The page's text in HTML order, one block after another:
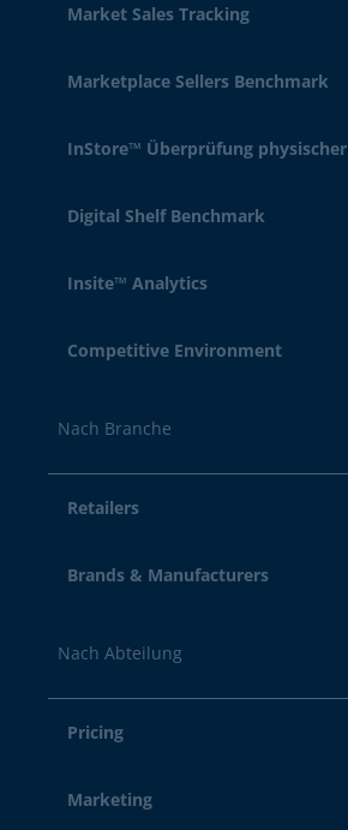
Market Sales Tracking
Marketplace Sellers Benchmark
InStore™ Überprüfung physischer
Digital Shelf Benchmark
Insite™ Analytics
Competitive Environment
Nach Branche
Retailers
Brands & Manufacturers
Nach Abteilung
Pricing
Marketing